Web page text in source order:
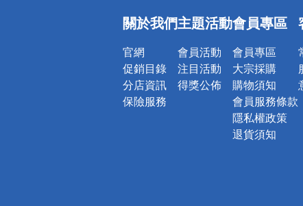
詐騙網頁
關於我們
官網
促銷目錄
分店資訊
保險服務
主題活動
會員活動
注目活動
得獎公佈
會員專區
會員專區
大宗採購
購物須知
會員服務條款
隱私權政策
退貨須知